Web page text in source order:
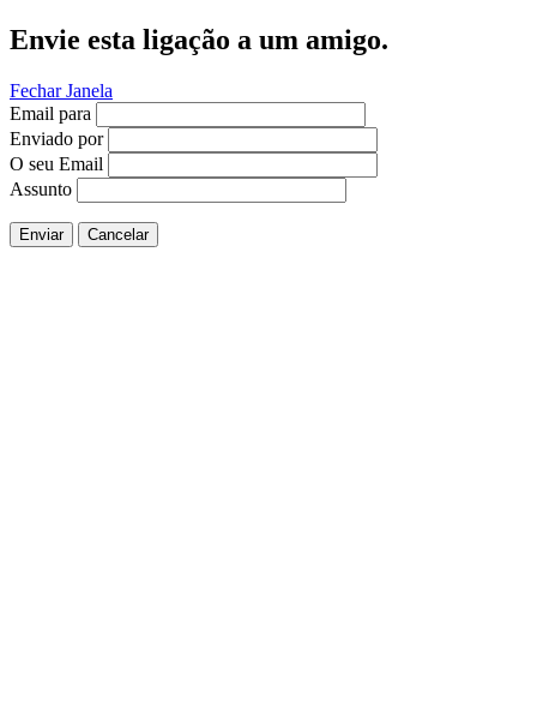
Envie esta ligação a um amigo.
Fechar Janela
Email para
Enviado por
O seu Email
Assunto
Enviar Cancelar